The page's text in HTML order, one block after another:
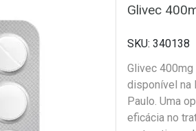
Glivec
340138
Glivec 400mg
disponível na
Paulo. Uma
eficácia no